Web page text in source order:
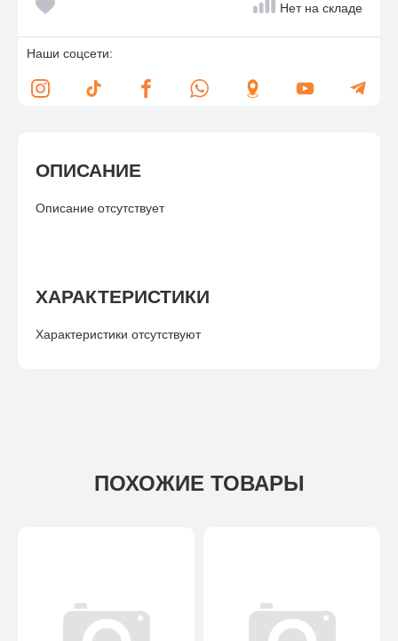
ОПИСАНИЕ
Описание отсутствует
ХАРАКТЕРИСТИКИ
Характеристики отсутствуют
Нет на складе
Наши соцсети:
ПОХОЖИЕ ТОВАРЫ